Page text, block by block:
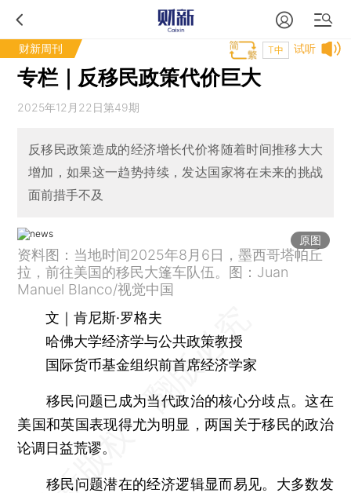
财新周刊 试听
T中
专栏｜反移民政策代价巨大
2025年12月22日第49期
反移民政策造成的经济增长代价将随着时间推移大大
增加，如果这一趋势持续，发达国家将在未来的挑战
面前措手不及
原图
资料图：当地时间2025年8月6日，墨西哥塔帕丘
拉，前往美国的移民大篷车队伍。图：Juan
Manuel Blanco/视觉中国
文｜肯尼斯·罗格夫
哈佛大学经济学与公共政策教授
国际货币基金组织前首席经济学家
移民问题已成为当代政治的核心分歧点。这在
美国和英国表现得尤为明显，两国关于移民的政治
论调日益荒谬。
移民问题潜在的经济逻辑显而易见。大多数发